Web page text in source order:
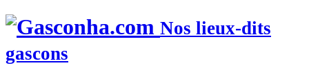
Nos lieux-dits
gascons